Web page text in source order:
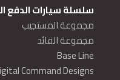
سلسلة سيارات الدفع
مجموعة المستجيب
مجموعة القائد
Base Line
Command Designs